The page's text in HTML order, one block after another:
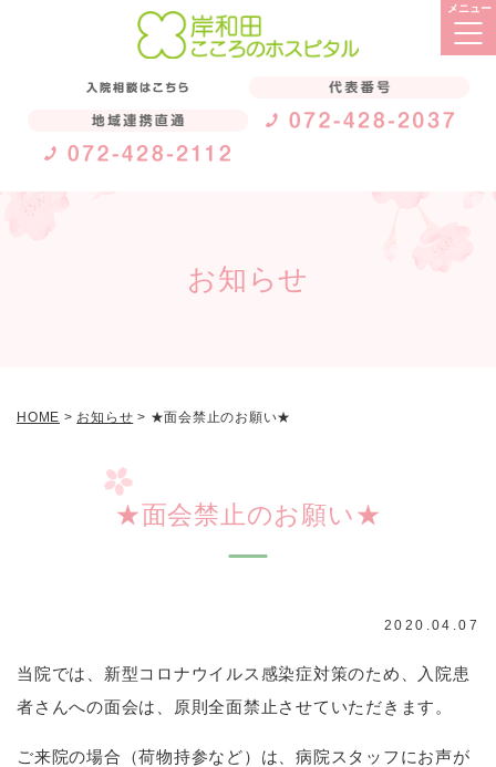
お知らせ
HOME > お知らせ > ★面会禁止のお願い★
★面会禁止のお願い★
2020.04.07
当院では、新型コロナウイルス感染症対策のため、入院患
者さんへの面会は、原則全面禁止させていただきます。
ご来院の場合（荷物持参など）は、病院スタッフにお声が